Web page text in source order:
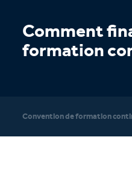
Comment
formation
Convention de formation